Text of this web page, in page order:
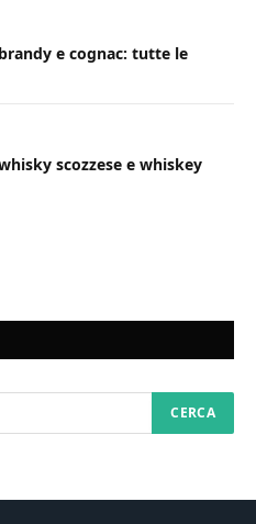
e cognac: tutte le
scozzese e whiskey